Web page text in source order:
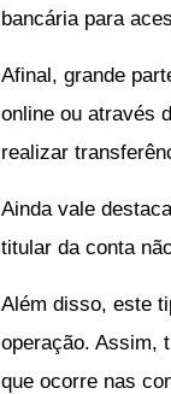
bancária para
Afinal, grande
online ou através
realizar
Ainda vale
titular da conta
Além disso, este
operação. Assim,
que ocorre nas